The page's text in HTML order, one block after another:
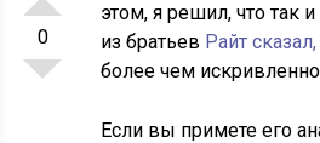
0
этом, я решил, что так
из братьев Райт сказал,
более чем
Если вы примете его